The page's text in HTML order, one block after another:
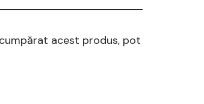
acest produs, pot